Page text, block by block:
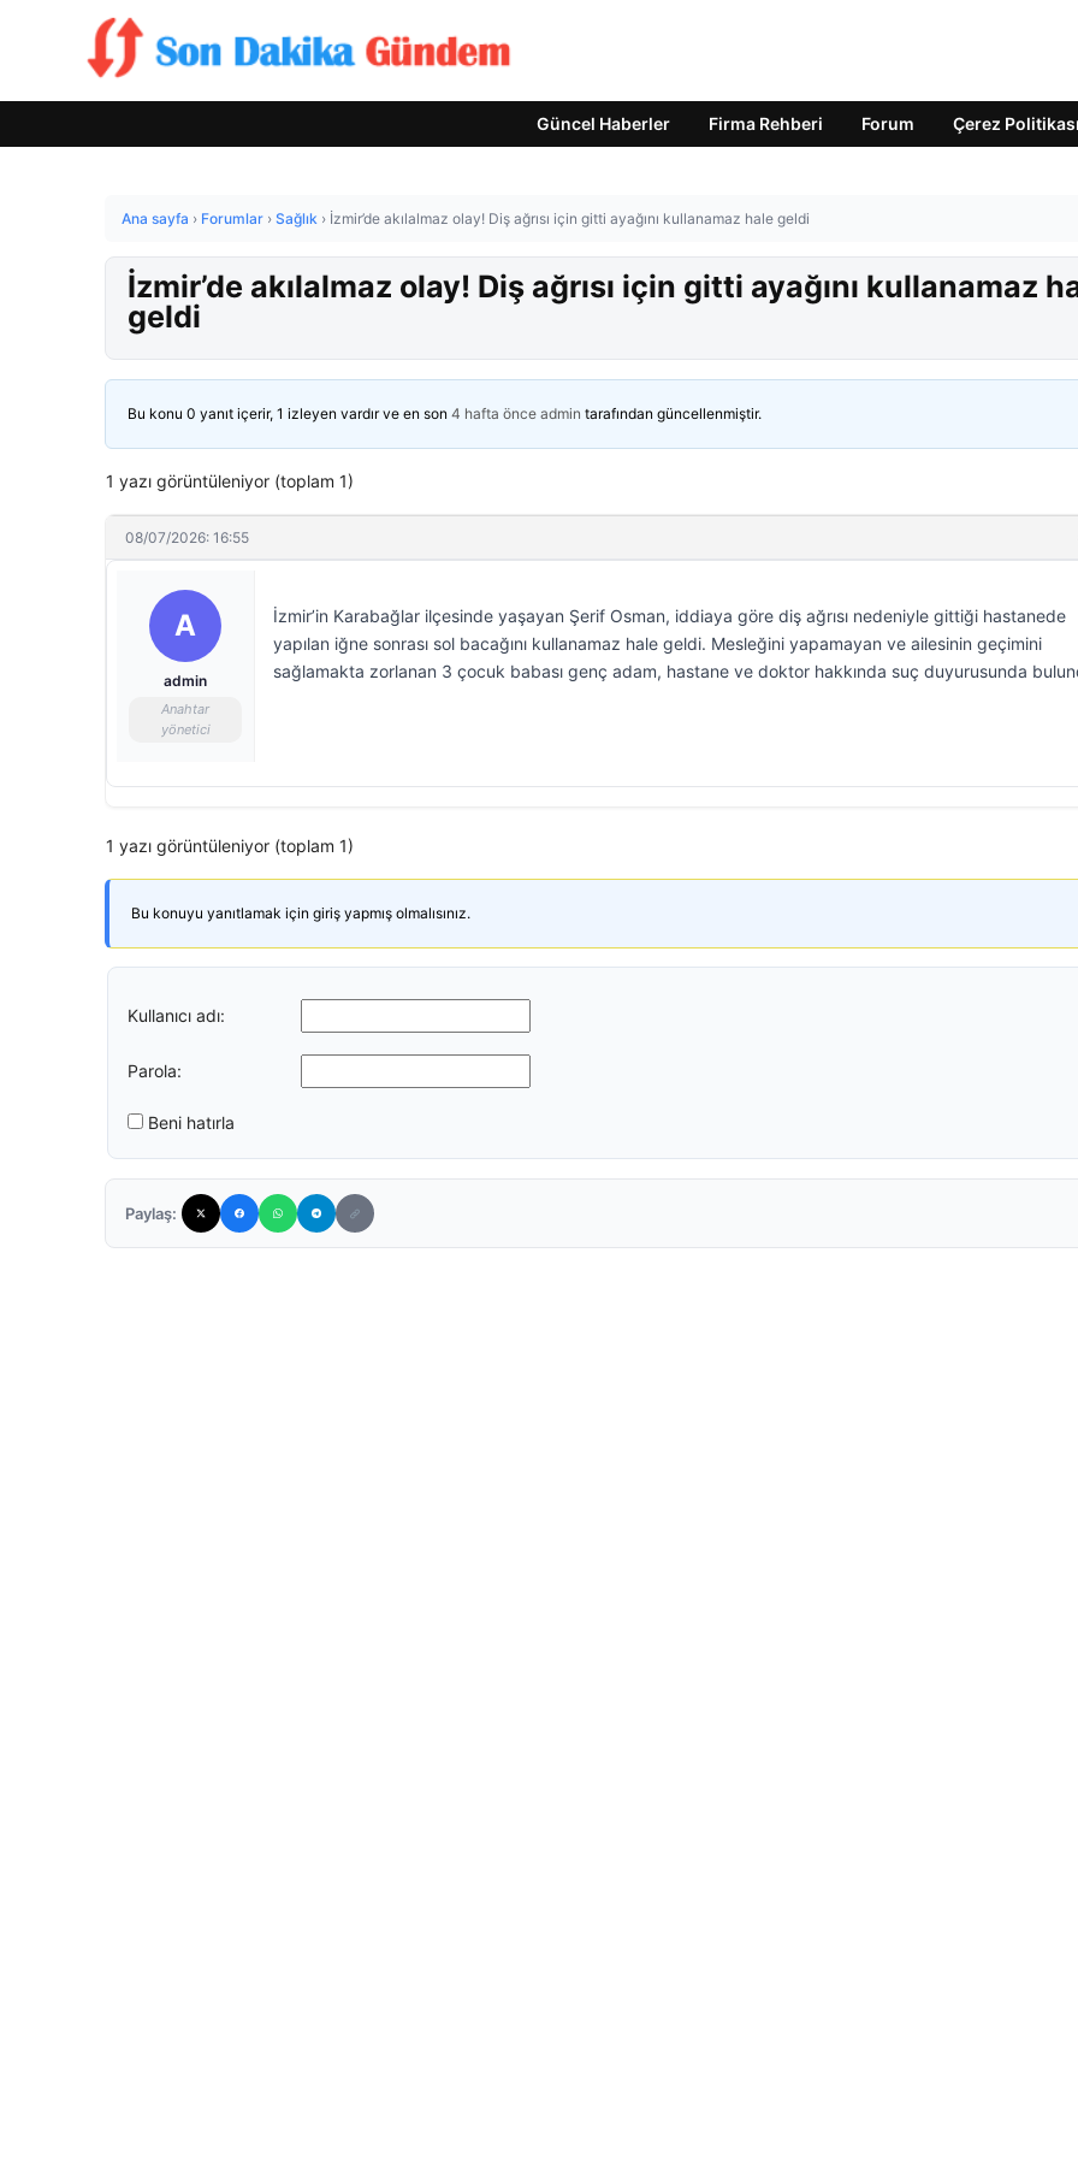
Güncel Haberler Firma Rehberi Forum Çerez Politikası
Ana sayfa › Forumlar › Sağlık › İzmir’de akılalmaz olay! Diş ağrısı için gitti ayağını kullanamaz hale geldi
İzmir’de akılalmaz olay! Diş ağrısı için gitti ayağını kullanamaz
geldi
Bu konu 0 yanıt içerir, 1 izleyen vardır ve en son 4 hafta önce admin tarafından güncellenmiştir.
1 yazı görüntüleniyor (toplam 1)
08/07/2026: 16:55
A
admin
Anahtar
yönetici
İzmir’in Karabağlar ilçesinde yaşayan Şerif Osman, iddiaya göre diş ağrısı nedeniyle gittiği hastanede
yapılan iğne sonrası sol bacağını kullanamaz hale geldi. Mesleğini yapamayan ve ailesinin geçimini
sağlamakta zorlanan 3 çocuk babası genç adam, hastane ve doktor hakkında suç duyurusunda
1 yazı görüntüleniyor (toplam 1)
Bu konuyu yanıtlamak için giriş yapmış olmalısınız.
Kullanıcı adı:
Parola:
Beni hatırla
Paylaş: